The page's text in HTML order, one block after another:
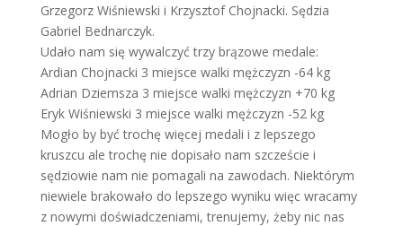
Grzegorz Wiśniewski i Krzysztof Chojnacki. Sędzia
Gabriel Bednarczyk.
Udało nam się wywalczyć trzy brązowe medale:
Ardian Chojnacki 3 miejsce walki mężczyzn -64 kg
Adrian Dziemsza 3 miejsce walki mężczyzn +70 kg
Eryk Wiśniewski 3 miejsce walki mężczyzn -52 kg
Mogło by być trochę więcej medali i z lepszego
kruszcu ale trochę nie dopisało nam szczeście i
sędziowie nam nie pomagali na zawodach. Niektórym
niewiele brakowało do lepszego wyniku więc wracamy
z nowymi doświadczeniami, trenujemy, żeby nic nas